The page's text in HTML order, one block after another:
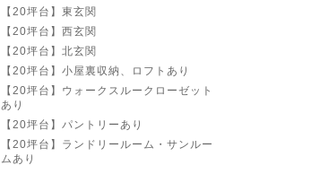
【20坪台】東玄関
【20坪台】西玄関
【20坪台】北玄関
【20坪台】小屋裏収納、ロフトあり
【20坪台】ウォークスルークローゼット
あり
【20坪台】パントリーあり
【20坪台】ランドリールーム・サンルー
ムあり